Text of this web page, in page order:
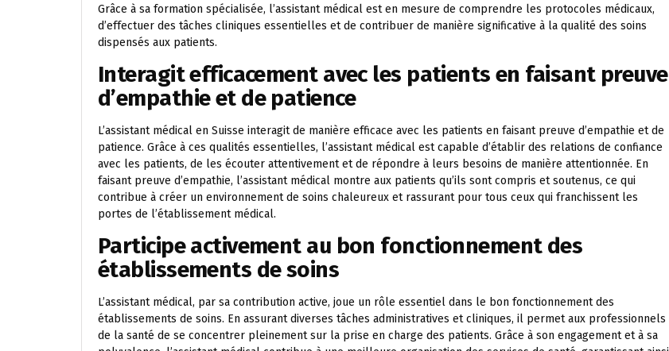
Grâce à sa formation spécialisée, l’assistant médical est en mesure de comprendre les protocoles médicaux,
d’effectuer des tâches cliniques essentielles et de contribuer de manière significative à la qualité des soins
dispensés aux patients.
Interagit efficacement avec les patients en faisant preuve
d’empathie et de patience
L’assistant médical en Suisse interagit de manière efficace avec les patients en faisant preuve d’empathie et de
patience. Grâce à ces qualités essentielles, l’assistant médical est capable d’établir des relations de confiance
avec les patients, de les écouter attentivement et de répondre à leurs besoins de manière attentionnée. En
faisant preuve d’empathie, l’assistant médical montre aux patients qu’ils sont compris et soutenus, ce qui
contribue à créer un environnement de soins chaleureux et rassurant pour tous ceux qui franchissent les
portes de l’établissement médical.
Participe activement au bon fonctionnement des
établissements de soins
L’assistant médical, par sa contribution active, joue un rôle essentiel dans le bon fonctionnement des
établissements de soins. En assurant diverses tâches administratives et cliniques, il permet aux professionnels
de la santé de se concentrer pleinement sur la prise en charge des patients. Grâce à son engagement et à sa